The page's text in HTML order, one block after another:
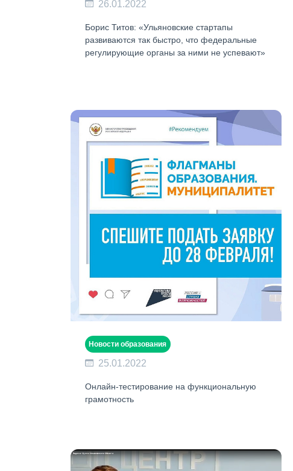
26.01.2022
Борис Титов: «Ульяновские стартапы
развиваются так быстро, что федеральные
регулирующие органы за ними не успевают»
Новости образования
25.01.2022
Онлайн-тестирование на функциональную
грамотность